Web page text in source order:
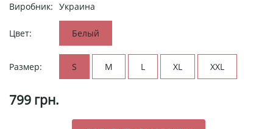
Виробник: Украина
Цвет: Белый
Размер: S M L XL XXL
799 грн.